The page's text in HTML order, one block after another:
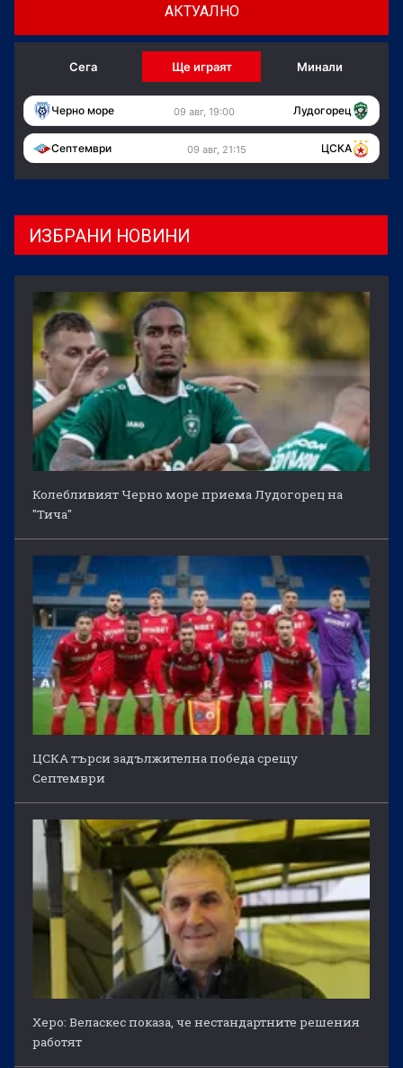
АКТУАЛНО
Сега Ще играят Минали
Черно море 09 авг, 19:00 Лудогорец
Септември 09 авг, 21:15 ЦСКА
ИЗБРАНИ НОВИНИ
Колебливият Черно море приема Лудогорец на
"Тича"
ЦСКА търси задължителна победа срещу
Септември
Херо: Веласкес показа, че нестандартните решения
работят